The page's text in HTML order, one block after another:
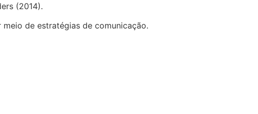
(2014).
de estratégias de comunicação.